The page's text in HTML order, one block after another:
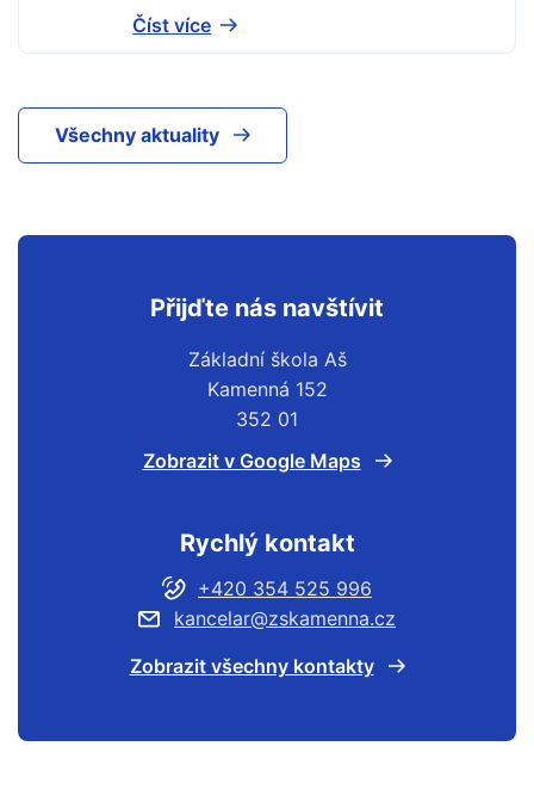
Číst více
Všechny aktuality
Přijďte nás navštívit
Základní škola Aš
Kamenná 152
352 01
Zobrazit v Google Maps
Rychlý kontakt
+420 354 525 996
kancelar@zskamenna.cz
Zobrazit všechny kontakty